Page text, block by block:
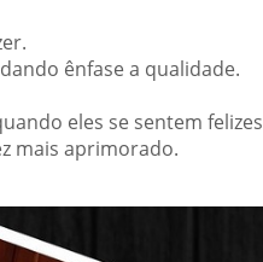
ênfase a qualidade.
eles se sentem felizes
mais aprimorado.